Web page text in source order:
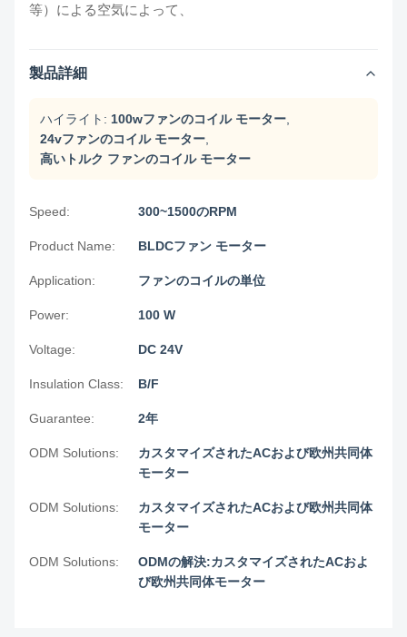
等）による空気によって、
製品詳細
ハイライト: 100wファンのコイル モーター
24vファンのコイル モーター
高いトルク ファンのコイル モーター
Speed: 300~1500のRPM
Product Name: BLDCファン モーター
Application: ファンのコイルの単位
Power: 100 W
Voltage: DC 24V
Insulation Class: B/F
Guarantee: 2年
ODM Solutions:
カスタマイズされたACおよび欧州共同体
モーター
ODM Solutions:
カスタマイズされたACおよび欧州共同体
モーター
ODM Solutions:
ODMの解決:カスタマイズされたACおよ
び欧州共同体モーター